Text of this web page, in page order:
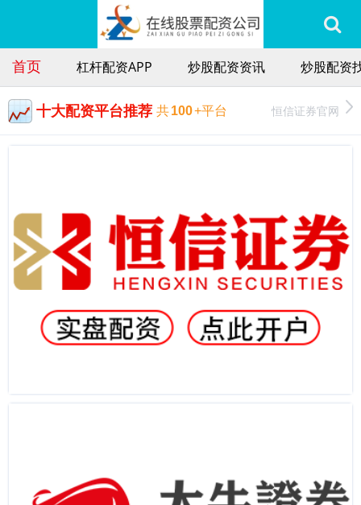
首页 杠杆配资APP 炒股配资资讯 炒股配资
十大配资平台推荐 共100+平台 恒信证券官网